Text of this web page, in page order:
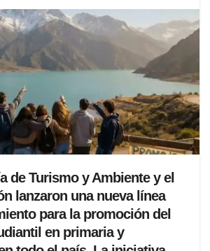
de Turismo y Ambiente y el
lanzaron una nueva línea
para la promoción del
en primaria y